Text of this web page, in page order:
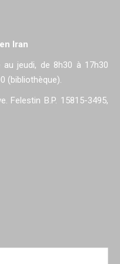
Iran
jeudi, de 8h30 à 17h30
(bibliothèque).
Felestin B.P. 15815-3495,